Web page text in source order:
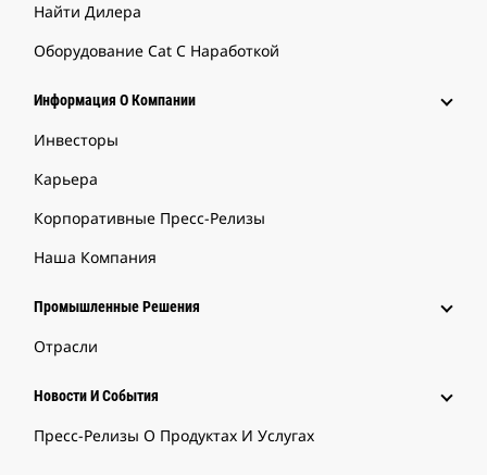
Найти Дилера
Оборудование Cat С Наработкой
Информация О Компании
Инвесторы
Карьера
Корпоративные Пресс-Релизы
Наша Компания
Промышленные Решения
Отрасли
Новости И События
Пресс-Релизы О Продуктах И Услугах